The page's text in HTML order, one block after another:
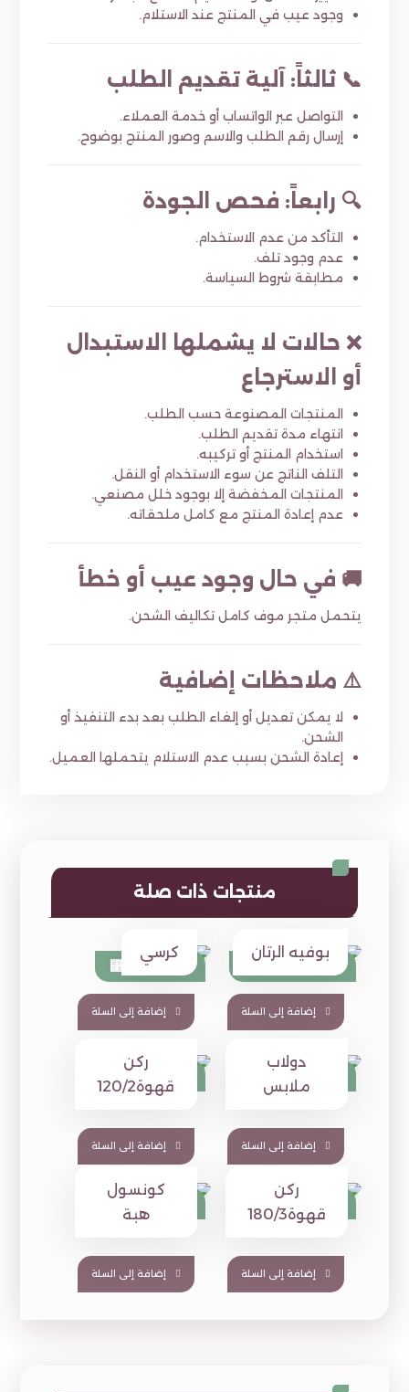
وجود عيب في المنتج عند الاستلام.
📞 ثالثاً: آلية تقديم الطلب
التواصل عبر الواتساب أو خدمة العملاء.
إرسال رقم الطلب والاسم وصور المنتج بوضوح.
🔍 رابعاً: فحص الجودة
التأكد من عدم الاستخدام.
عدم وجود تلف.
مطابقة شروط السياسة.
❌ حالات لا يشملها الاستبدال
أو الاسترجاع
المنتجات المصنوعة حسب الطلب.
انتهاء مدة تقديم الطلب.
استخدام المنتج أو تركيبه.
التلف الناتج عن سوء الاستخدام أو النقل.
المنتجات المخفضة إلا بوجود خلل مصنعي.
عدم إعادة المنتج مع كامل ملحقاته.
🚚 في حال وجود عيب أو خطأ
يتحمل متجر موف كامل تكاليف الشحن.
⚠️ ملاحظات إضافية
لا يمكن تعديل أو إلغاء الطلب بعد بدء التنفيذ أو
الشحن.
إعادة الشحن بسبب عدم الاستلام يتحملها العميل.
منتجات ذات صلة
بوفيه الرتان
⃁1,390
إضافة إلى السلة
كرسي
⃁ 490
إضافة إلى السلة
دولاب
ملابس
إضافة إلى السلة
ركن
قهوة120/2
1,390
إضافة إلى السلة
ركن
قهوة180/3
1,349
إضافة إلى السلة
كونسول
هبة
⃁1,190
إضافة إلى السلة